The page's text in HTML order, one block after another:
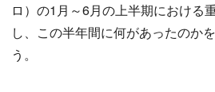
ロ）の1月～6月の上半期における
し、この半年間に何があったのか
う。